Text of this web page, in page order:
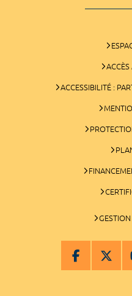
ACCESSIBILITÉ :